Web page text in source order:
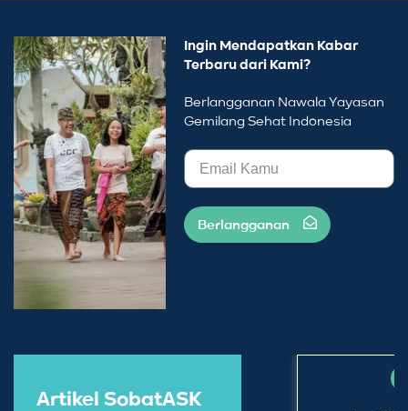
Ingin Mendapatkan Kabar
Terbaru dari Kami?
Berlangganan Nawala Yayasan
Gemilang Sehat Indonesia
Berlangganan
Artikel SobatASK